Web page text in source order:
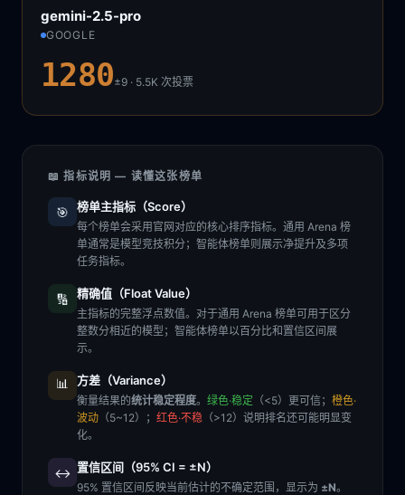
gemini-2.5-pro
GOOGLE
1280±9 · 5.5K次投票
📖 指标说明 — 读懂这张榜单
🎯 榜单主指标（Score）
每个榜单会采用官网对应的核心排序指标。通用 Arena 榜
单通常是模型竞技积分；智能体榜单则展示净提升及多项
任务指标。
🔢 精确值（Float Value）
主指标的完整浮点数值。对于通用 Arena 榜单可用于区分
整数分相近的模型；智能体榜单以百分比和置信区间展
示。
📊 方差（Variance）
衡量结果的统计稳定程度。 绿色·稳定 （<5）更可信； 橙色·
波动 （5~12）； 红色·不稳 （>12）说明排名还可能明显变
化。
↔️ 置信区间（95% CI = ±N）
95% 置信区间反映当前估计的不确定范围，显示为 ±N。